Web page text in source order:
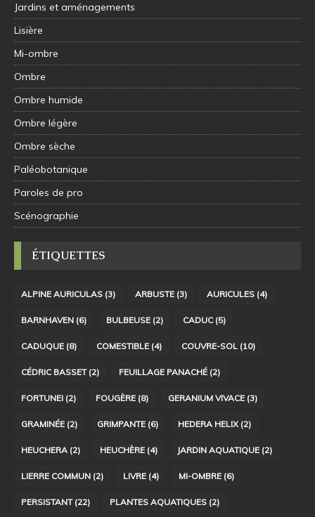
Jardins et aménagements
Lisière
Mi-ombre
Ombre
Ombre humide
Ombre légère
Ombre sèche
Paléobotanique
Paroles de pro
Scénographie
ÉTIQUETTES
ALPINE AURICULAS (3) ARBUSTE (3) AURICULES (4)
BARNHAVEN (6) BULBEUSE (2) CADUC(5)
CADUQUE (8) COMESTIBLE (4) COUVRE-SOL (10)
CÉDRIC BASSET(2) FEUILLAGE PANACHÉ (2)
FORTUNEI (2) FOUGÈRE (8) GERANIUM VIVACE (3)
GRAMINÉE (2) GRIMPANTE (6) HEDERA HELIX(2)
HEUCHERA (2) HEUCHÈRE (4) JARDIN AQUATIQUE (2)
LIERRE COMMUN (2) LIVRE (4) MI-OMBRE (6)
PERSISTANT(22) PLANTES AQUATIQUES (2)